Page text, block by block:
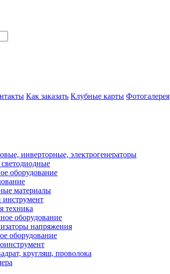
Как заказать Клубные карты Фотогалерея
инверторные, электрогенераторы
оборудование
материалы
инструмент
техника
оборудование
напряжения
оборудование
кругляш, проволока